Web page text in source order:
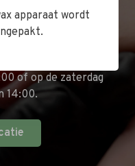
wij ook een fysieke
of op de zaterdag
14:00.
apparaat wordt